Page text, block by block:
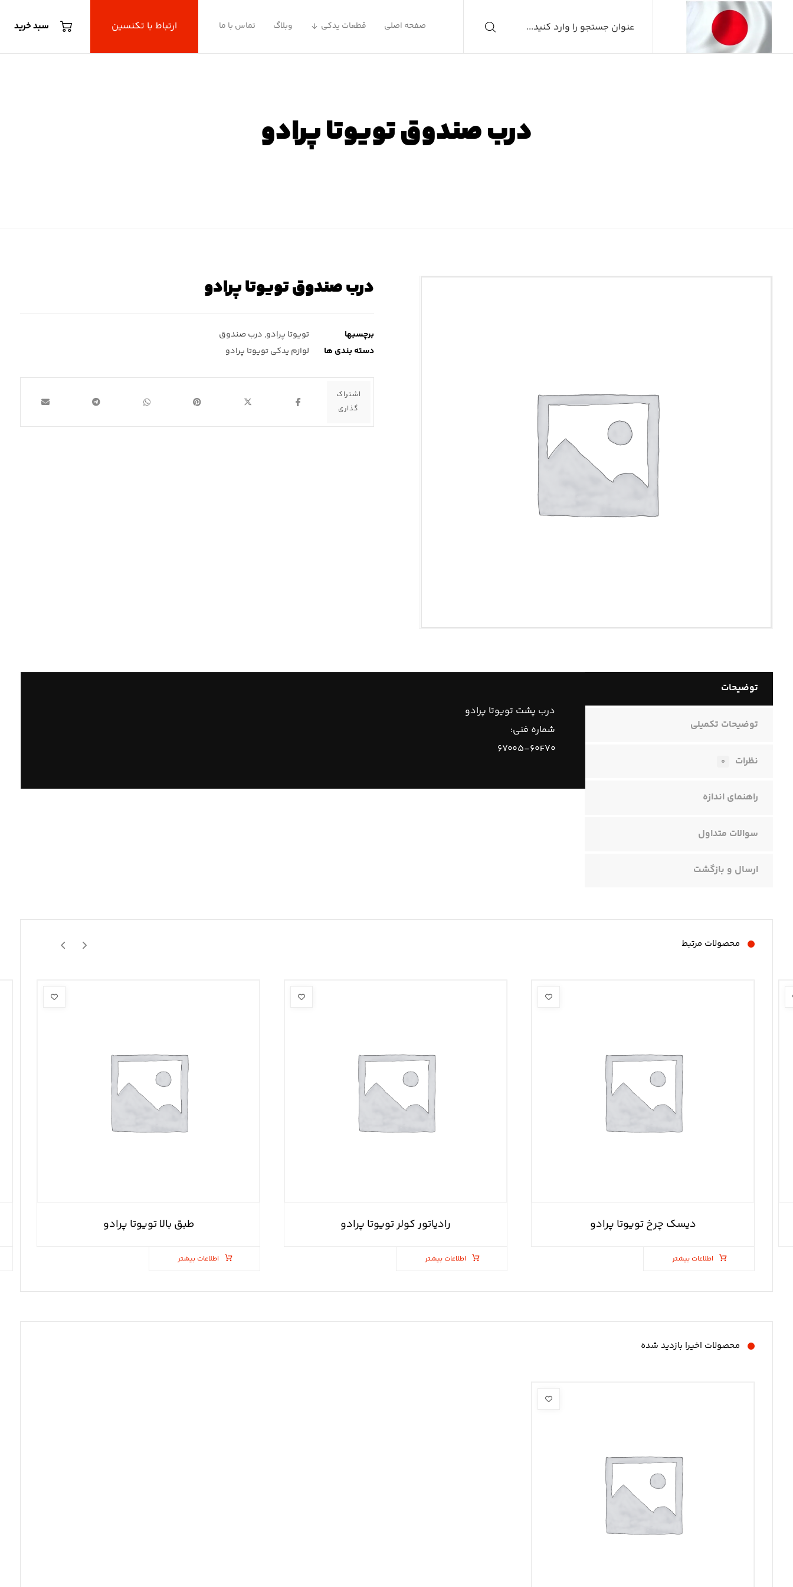
سبد خرید ارتباط با تکنسین صفحه اصلی قطعات یدکی وبلاگ تماس با ما
درب صندوق تویوتا پرادو
درب صندوق تویوتا پرادو
برچسبها تویوتا پرادو, درب صندوق
دسته بندی ها
لوازم یدکی تویوتا پرادو
توضیحات
توضیحات تکمیلی
نظرات ۰
راهنمای اندازه
سوالات متداول
ارسال و بازگشت
درب پشت تویوتا پرادو
شماره فنی:
۶۷۰۰۵-۶۰F۷۰
محصولات مرتبط
دیسک چرخ تویوتا پرادو
اطلاعات بیشتر
رادیاتور کولر تویوتا پرادو
اطلاعات بیشتر
طبق بالا تویوتا پرادو
اطلاعات بیشتر
محصولات اخیرا بازدید شده